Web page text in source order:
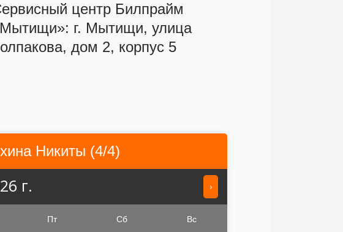
центр Билпрайм
г. Мытищи, улица
дом 2, корпус 5
Никиты (4/4)
г. ›
Пт Сб Вс